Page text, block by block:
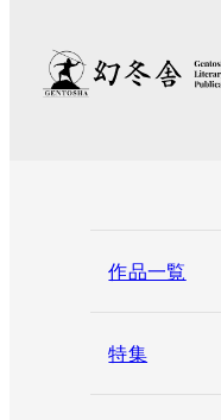
作品一覧
特集